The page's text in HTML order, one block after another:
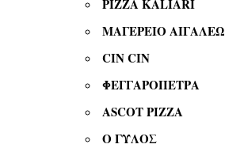
PIZZA KALIARI
ΜΑΓΕΡΕΙΟ ΑΙΓΑΛΕΩ
CIN CIN
ΦΕΓΓΑΡΟΠΕΤΡΑ
ASCOT PIZZA
OΓΥΛΟΣ